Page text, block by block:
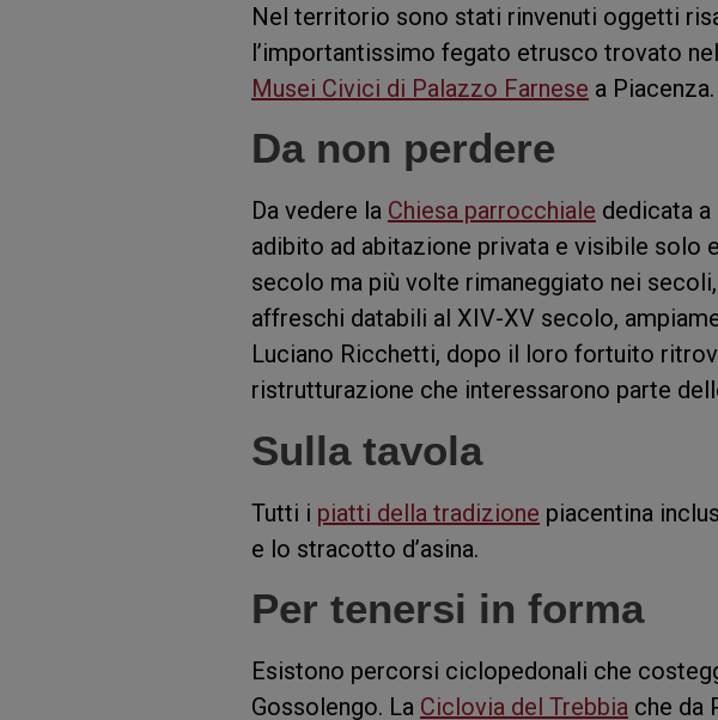
Nel territorio sono stati rinvenuti oggetti
l’importantissimo fegato etrusco trovato
Musei Civici di Palazzo Farnese a Piacenza.
Da non perdere
Da vedere la Chiesa parrocchiale dedicata a
adibito ad abitazione privata e visibile solo
secolo ma più volte rimaneggiato nei
affreschi databili al XIV-XV secolo,
Luciano Ricchetti, dopo il loro fortuito
ristrutturazione che interessarono parte
Sulla tavola
Tutti i piatti della tradizione piacentina
e lo stracotto d’asina.
Per tenersi in forma
Esistono percorsi ciclopedonali che
Gossolengo. La Ciclovia del Trebbia che da